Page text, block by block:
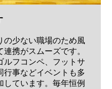
の少ない職場のため風
携がスムーズです。
ルフコンペ、フットサ
行事などイベントも多
しています。毎年恒例